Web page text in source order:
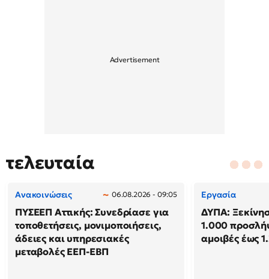
τελευταία
Ανακοινώσεις 06.08.2026 - 09:05
ΠΥΣΕΕΠ Αττικής: Συνεδρίασε για
τοποθετήσεις, μονιμοποιήσεις,
άδειες και υπηρεσιακές
μεταβολές ΕΕΠ-ΕΒΠ
Εργασία
ΔΥΠΑ:
1.000
αμοιβές έως